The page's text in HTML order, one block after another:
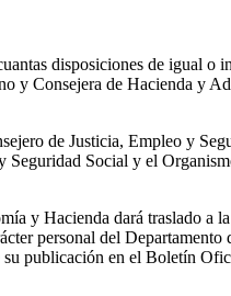
disposiciones de igual
y Consejera de Hacienda y
de Justicia, Empleo y
Seguridad Social y el
y Hacienda dará traslado a
personal del
publicación en el Boletín